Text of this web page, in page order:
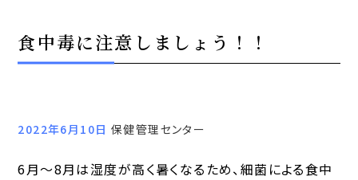
食中毒に注意しましょう！！
2022年6月10日 保健管理センター
6月～8月は湿度が高く暑くなるため、細菌による食中